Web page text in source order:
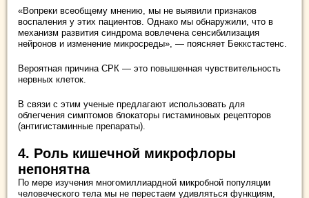
«Вопреки всеобщему мнению, мы не выявили признаков
воспаления у этих пациентов. Однако мы обнаружили, что в
механизм развития синдрома вовлечена сенсибилизация
нейронов и изменение микросреды», — поясняет Беккстастенс.
Вероятная причина СРК — это повышенная чувствительность
нервных клеток.
В связи с этим ученые предлагают использовать для
облегчения симптомов блокаторы гистаминовых рецепторов
(антигистаминные препараты).
4. Роль кишечной микрофлоры
непонятна
По мере изучения многомиллиардной микробной популяции
человеческого тела мы не перестаем удивляться функциям,